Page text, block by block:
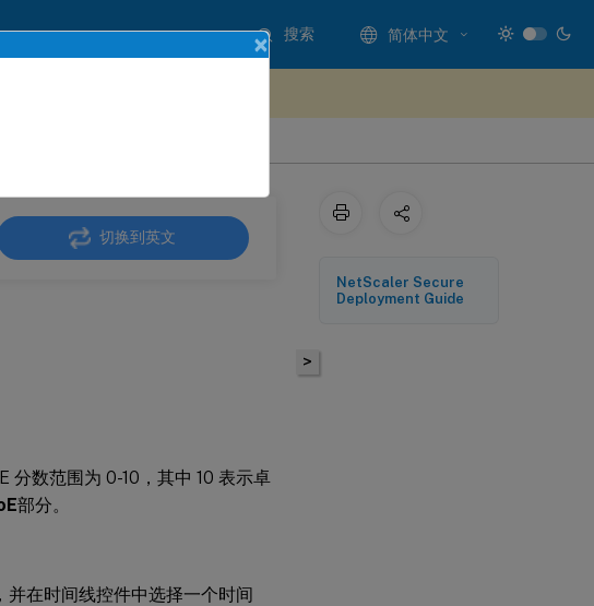
搜索 简体中文
切换到英文
分数范围为 0-10，其中 10 表示卓
部分。
，并在时间线控件中选择一个时间
>
NetScaler Secure
Deployment Guide
×